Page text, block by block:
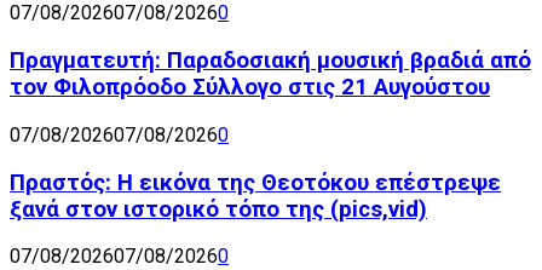
07/08/202607/08/20260
Πραγματευτή: Παραδοσιακή μουσική βραδιά από
τον Φιλοπρόοδο Σύλλογο στις 21 Αυγούστου
07/08/202607/08/20260
Πραστός: Η εικόνα της Θεοτόκου επέστρεψε
ξανά στον ιστορικό τόπο της (pics,vid)
07/08/202607/08/20260